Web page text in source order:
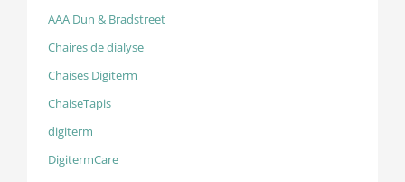
AAA Dun & Bradstreet
Chaires de dialyse
Chaises Digiterm
ChaiseTapis
digiterm
DigitermCare